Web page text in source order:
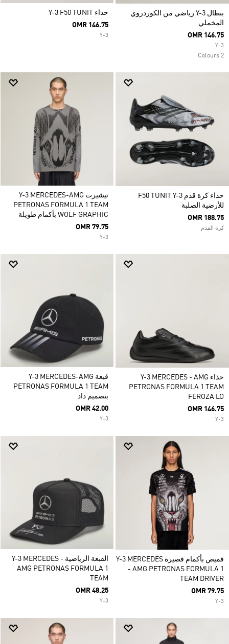
بنطال Y-3 رياضي من الكوردروي
المخملي
OMR 146.75
Y-3
2 Colours
حذاء Y-3 F50 TUNIT
OMR 146.75
Y-3
حذاء كرة قدم F50 TUNIT Y-3
للأرضية الصلبة
OMR 188.75
كرة القدم
تيشيرت Y-3 MERCEDES-AMG
PETRONAS FORMULA 1 TEAM
WOLF GRAPHIC بأكمام طويلة
OMR 79.75
Y-3
حذاء Y-3 MERCEDES - AMG
PETRONAS FORMULA 1 TEAM
FEROZA LO
OMR 146.75
Y-3
قبعة Y-3 MERCEDES-AMG
PETRONAS FORMULA 1 TEAM
بتصميم داد
OMR 42.00
Y-3
قميص بأكمام قصيرة Y-3 MERCEDES
- AMG PETRONAS FORMULA 1
TEAM DRIVER
OMR 79.75
Y-3
القبعة الرياضية Y-3 MERCEDES -
AMG PETRONAS FORMULA 1
TEAM
OMR 48.25
Y-3